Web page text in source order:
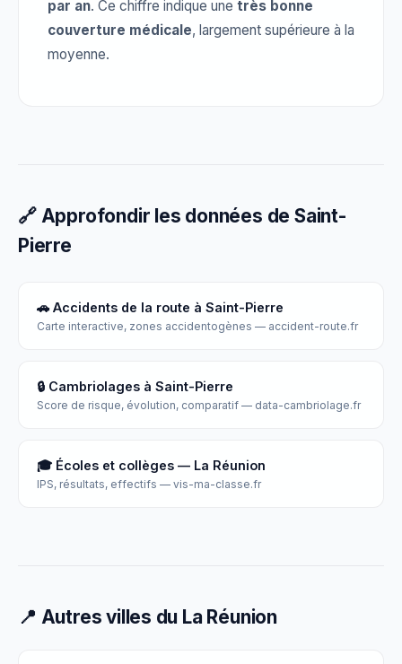
par an. Ce chiffre indique une très bonne
couverture médicale, largement supérieure à la
moyenne.
🔗 Approfondir les données de Saint-
Pierre
🚗 Accidents de la route à Saint-Pierre
Carte interactive, zones accidentogènes — accident-route.fr
🔒 Cambriolages à Saint-Pierre
Score de risque, évolution, comparatif — data-cambriolage.fr
🎓 Écoles et collèges — La Réunion
IPS, résultats, effectifs — vis-ma-classe.fr
📍 Autres villes du La Réunion